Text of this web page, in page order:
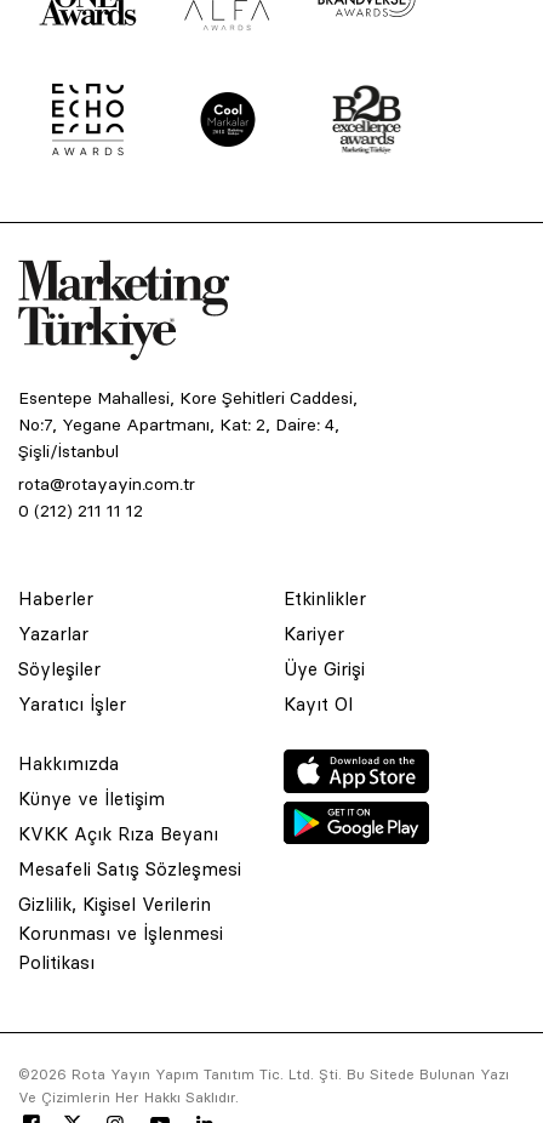
Esentepe Mahallesi, Kore Şehitleri Caddesi,
No:7, Yegane Apartmanı, Kat: 2, Daire: 4,
Şişli/İstanbul
rota@rotayayin.com.tr
0 (212) 211 11 12
Haberler
Yazarlar
Söyleşiler
Yaratıcı İşler
Etkinlikler
Kariyer
Üye Girişi
Kayıt Ol
Hakkımızda
Künye ve İletişim
KVKK Açık Rıza Beyanı
Mesafeli Satış Sözleşmesi
Gizlilik, Kişisel Verilerin
Korunması ve İşlenmesi
Politikası
©2026 Rota Yayın Yapım Tanıtım Tic. Ltd. Şti. Bu Sitede Bulunan Yazı
Ve Çizimlerin Her Hakkı Saklıdır.
© 2001 Rota Yayın Yapım Tanıtım Tic. Ltd. Şti. Bu Sitede Bulunan
Asquared WordPress Agencytarafından tasarlanmış ve